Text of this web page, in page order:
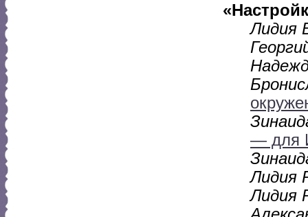
Лидия
— для
Лидия
Лидия